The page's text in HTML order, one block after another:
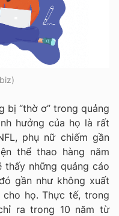
bị “thờ ơ” trong quảng
hưởng của họ là rất
phụ nữ chiếm gần
thể thao hàng năm
thấy những quảng cáo
gần như không xuất
họ. Thực tế, trong
ra trong 10 năm từ